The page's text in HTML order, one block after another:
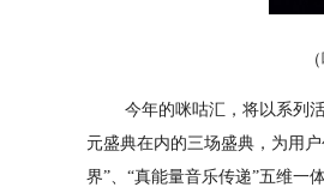
（咪
今年的咪咕汇，将以系列活
元盛典在内的三场盛典，为用
界”、“真能量音乐传递”五维一